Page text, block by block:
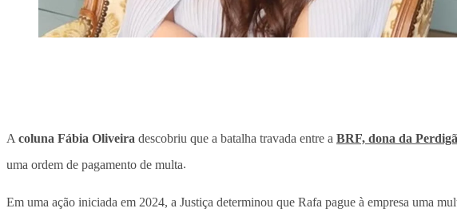
A coluna Fábia Oliveira descobriu que a batalha travada entre a BRF, dona da
uma ordem de pagamento de multa.
Em uma ação iniciada em 2024, a Justiça determinou que Rafa pague à empresa uma